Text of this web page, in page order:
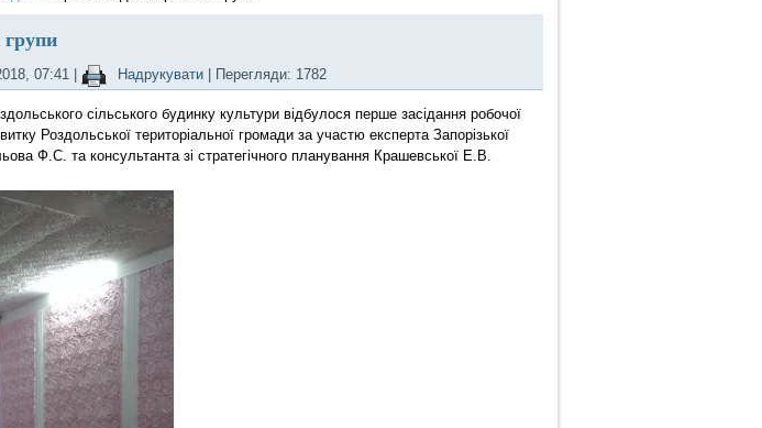
групи
07:41 Надрукувати | Перегляди: 1782
сільського будинку культури відбулося перше засідання робочої
Роздольської територіальної громади за участю експерта Запорізької
Ф.С. та консультанта зі стратегічного планування Крашевської Е.В.